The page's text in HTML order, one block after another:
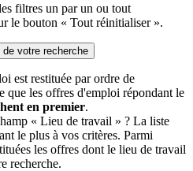
filtres un par un ou tout
le bouton « Tout réinitialiser ».
votre recherche
est restituée par ordre de
que les offres d'emploi répondant le
en premier.
« Lieu de travail » ? La liste
le plus à vos critères. Parmi
les offres dont le lieu de travail
recherche.